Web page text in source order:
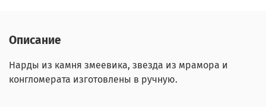
Описание
Нарды из камня змеевика, звезда из мрамора и
конгломерата изготовлены в ручную.